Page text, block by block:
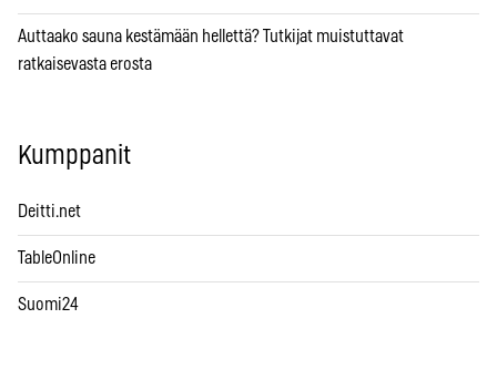
Auttaako sauna kestämään hellettä? Tutkijat muistuttavat
ratkaisevasta erosta
Kumppanit
Deitti.net
TableOnline
Suomi24